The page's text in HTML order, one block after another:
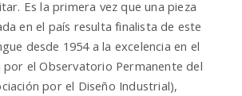
Es la primera vez que una pieza
en el país resulta finalista de este
desde 1954 a la excelencia en el
por el Observatorio Permanente del
por el Diseño Industrial),